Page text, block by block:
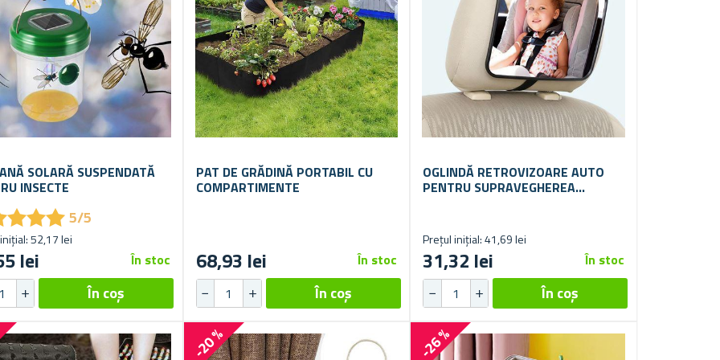
SOLARĂ SUSPENDATĂ
INSECTE
★★★
★★★5/5
52,17 lei
lei În stoc
PAT DE GRĂDINĂ PORTABIL CU
COMPARTIMENTE
68,93 lei În stoc
OGLINDĂ RETROVIZOARE AUTO
PENTRU SUPRAVEGHEREA
Prețul inițial: 41,69 lei
31,32 lei În stoc
-20 % -26 %